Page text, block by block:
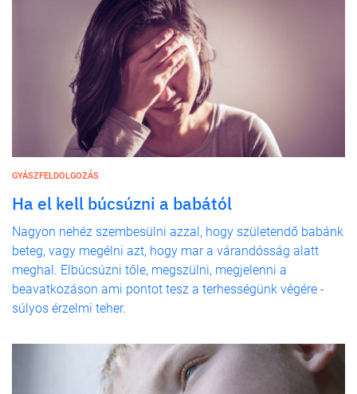
GYÁSZFELDOLGOZÁS
Ha el kell búcsúzni a babától
Nagyon nehéz szembesülni azzal, hogy születendő babánk
beteg, vagy megélni azt, hogy mar a várandósság alatt
meghal. Elbúcsúzni tőle, megszülni, megjelenni a
beavatkozáson ami pontot tesz a terhességünk végére -
súlyos érzelmi teher.